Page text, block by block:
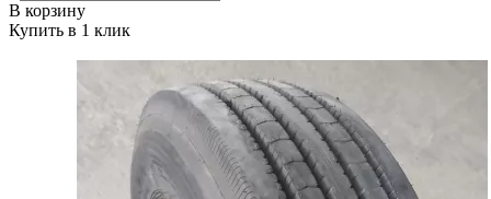
В корзину
Купить в 1 клик